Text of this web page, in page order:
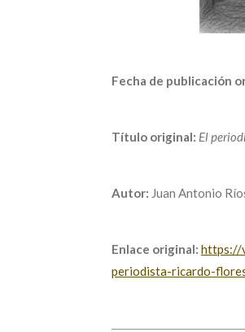
Fecha de publicación
Título original: El
Autor: Juan Antonio
Enlace original: https://
periodista-ricardo-